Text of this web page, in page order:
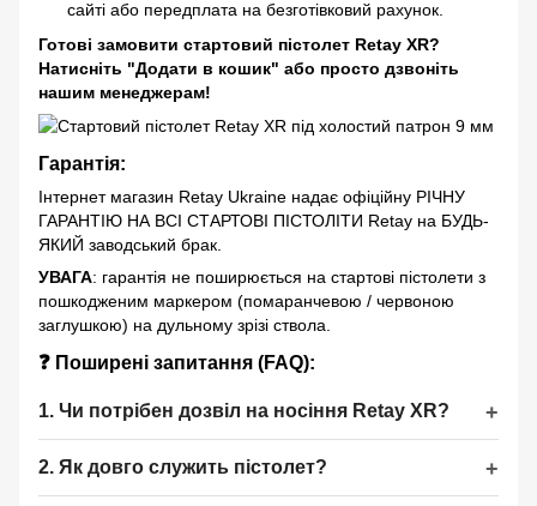
сайті або передплата на безготівковий рахунок.
Готові замовити стартовий пістолет Retay XR?
Натисніть "Додати в кошик" або просто дзвоніть
нашим менеджерам!
Гарантія:
Інтернет магазин Retay Ukraine надає офіційну РІЧНУ
ГАРАНТІЮ НА ВСІ СТАРТОВІ ПІСТОЛІТИ Retay на БУДЬ-
ЯКИЙ заводський брак.
УВАГА: гарантія не поширюється на стартові пістолети з
пошкодженим маркером (помаранчевою / червоною
заглушкою) на дульному зрізі ствола.
❓ Поширені запитання (FAQ):
1. Чи потрібен дозвіл на носіння Retay XR?
2. Як довго служить пістолет?